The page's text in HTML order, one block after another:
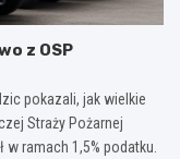
z OSP
pokazali, jak wielkie
Straży Pożarnej
ramach 1,5% podatku.